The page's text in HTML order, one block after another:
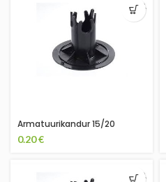
Armatuurikandur 15/20
0.20€